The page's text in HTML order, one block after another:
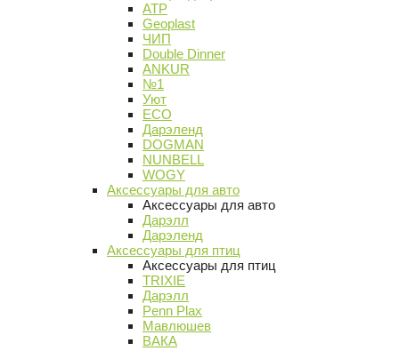
АТР
Geoplast
ЧИП
Double Dinner
ANKUR
№1
Уют
ECO
Дарэленд
DOGMAN
NUNBELL
WOGY
Аксессуары для авто
Аксессуары для авто
Дарэлл
Дарэленд
Аксессуары для птиц
Аксессуары для птиц
TRIXIE
Дарэлл
Penn Plax
Мавлюшев
ВАКА